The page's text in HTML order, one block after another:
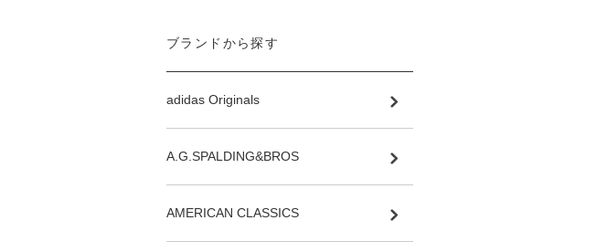
ブランドから探す
adidas Originals
A.G.SPALDING&BROS
AMERICAN CLASSICS